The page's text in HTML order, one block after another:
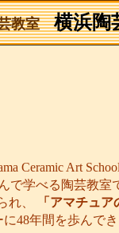
教室 横浜陶
Ceramic Art
で学べる陶芸教室
れ、
「アマチュ
に48年間を歩んで